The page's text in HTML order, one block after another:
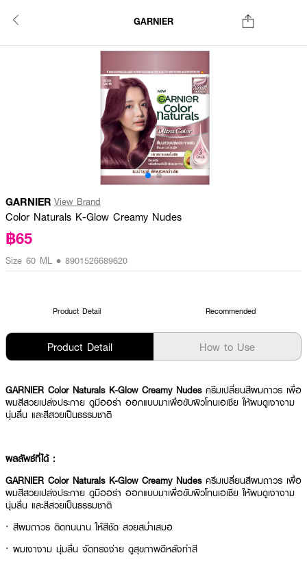
GARNIER
GARNIER View Brand
Color Naturals K-Glow Creamy Nudes
฿65
Size 60 ML • 8901526689620
Product Detail Recommended
Product Detail How to Use
GARNIER Color Naturals K-Glow Creamy Nudes ครีมเปลี่ยนสีผมถาวร เพื่อ
ผมสีสวยเปล่งประกาย ดูมีออร่า ออกแบบมาเพื่อขับผิวโทนเอเชีย ให้ผมดูเงางาม
นุ่มลื่น และสีสวยเป็นธรรมชาติ
ผลลัพธ์ที่ได้ :
GARNIER Color Naturals K-Glow Creamy Nudes ครีมเปลี่ยนสีผมถาวร เพื่อ
ผมสีสวยเปล่งประกาย ดูมีออร่า ออกแบบมาเพื่อขับผิวโทนเอเชีย ให้ผมดูเงางาม
นุ่มลื่น และสีสวยเป็นธรรมชาติ
· สีผมถาวร ติดทนนาน ให้สีชัด สวยสม่ำเสมอ
· ผมเงางาม นุ่มลื่น จัดทรงง่าย ดูสุขภาพดีหลังทำสี